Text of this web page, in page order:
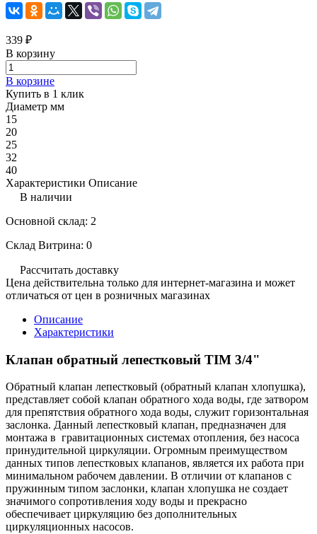
339 ₽
В корзину
В корзине
Купить в 1 клик
Диаметр мм
15
20
25
32
40
Характеристики Описание
В наличии
Основной склад: 2
Склад Витрина: 0
Рассчитать доставку
Цена действительна только для интернет-магазина и может
отличаться от цен в розничных магазинах
Описание
Характеристики
Клапан обратный лепестковый TIM 3/4"
Обратный клапан лепестковый (обратный клапан хлопушка),
представляет собой клапан обратного хода воды, где затвором
для препятствия обратного хода воды, служит горизонтальная
заслонка. Данный лепестковый клапан, предназначен для
монтажа в гравитационных системах отопления, без насоса
принудительной циркуляции. Огромным преимуществом
данных типов лепестковых клапанов, является их работа при
минимальном рабочем давлении. В отличии от клапанов с
пружинным типом заслонки, клапан хлопушка не создает
значимого сопротивления ходу воды и прекрасно
обеспечивает циркуляцию без дополнительных
циркуляционных насосов.